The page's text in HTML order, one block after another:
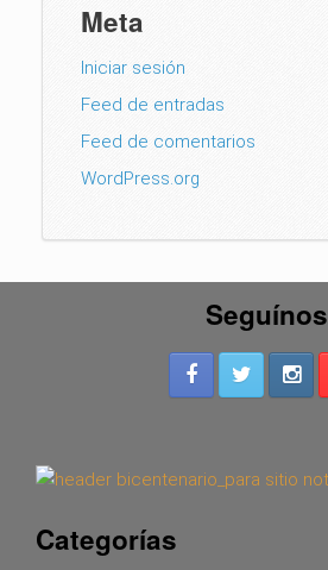
Meta
Iniciar sesión
Feed de entradas
Feed de comentarios
WordPress.org
Seguínos
Categorías